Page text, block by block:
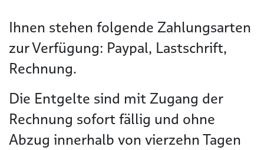
Ihnen stehen folgende Zahlungsarten
zur Verfügung: Paypal, Lastschrift,
Rechnung.
Die Entgelte sind mit Zugang der
Rechnung sofort fällig und ohne
Abzug innerhalb von vierzehn Tagen